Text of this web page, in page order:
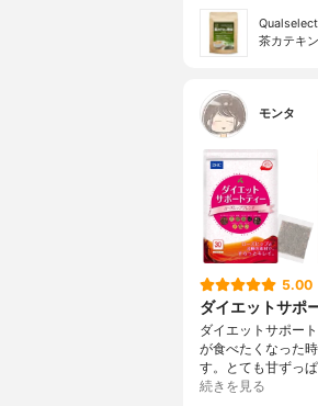
茶カテキ
モンタ
5.00
ダイエットサポ
ダイエットサポー
が食べたくなった
す。とても甘ずっ
続きを見る